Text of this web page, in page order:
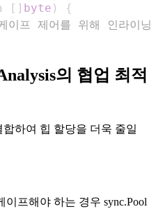
[ ] byte )
{
프 제어를 위해 인라이닝
의 협업 최적
합하여 힙 할당을 더욱 줄일
프해야 하는 경우 sync.Pool